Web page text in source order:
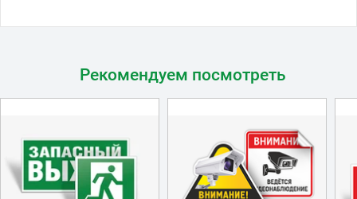
Рекомендуем посмотреть